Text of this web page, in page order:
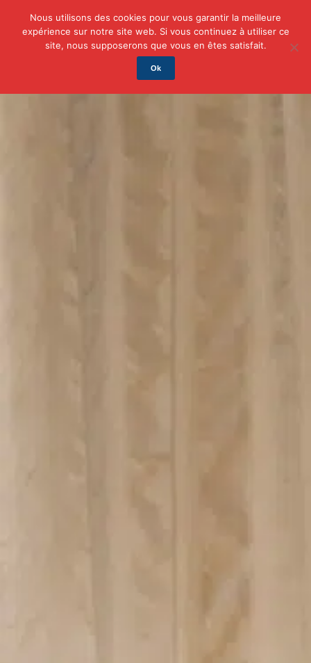
Auto/Moto Business Famille Finance
Nous utilisons des cookies pour vous garantir la meilleure
expérience sur notre site web. Si vous continuez à utiliser ce
site, nous supposerons que vous en êtes satisfait.
Ok